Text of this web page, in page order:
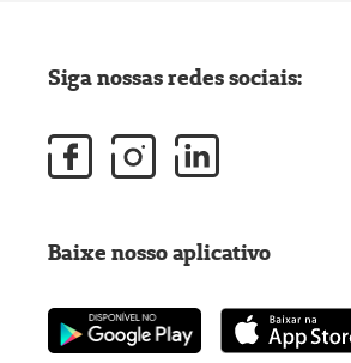
Siga nossas redes sociais:
Baixe nosso aplicativo